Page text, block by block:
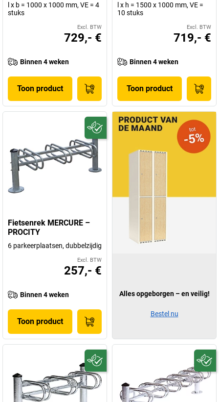
l x b = 1000 x 1000 mm, VE = 4
stuks
Excl. BTW
729,- €
Binnen 4 weken
Toon product
l x h = 1500 x 1000 mm, VE =
10 stuks
Excl. BTW
719,- €
Binnen 4 weken
Toon product
Fietsenrek MERCURE –
PROCITY
6 parkeerplaatsen, dubbelzijdig
Excl. BTW
257,- €
Binnen 4 weken
Toon product
Alles opgeborgen – en veilig!
Bestel nu